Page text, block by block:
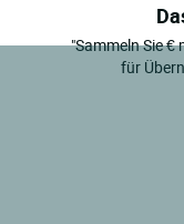
"Sammeln Sie
für